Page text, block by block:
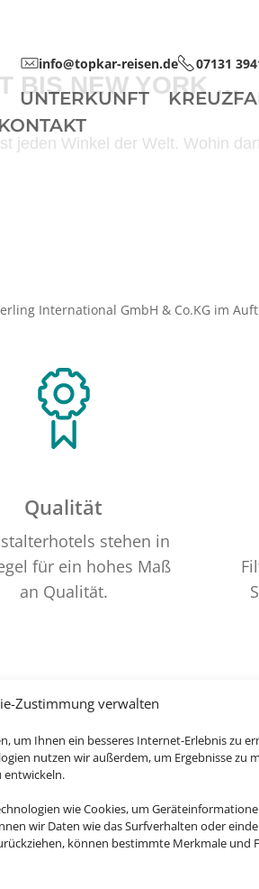
Zustimmung verwalten
um Ihnen ein besseres Internet-Erlebnis zu
nutzen wir außerdem, um Ergebnisse zu
entwickeln.
wie Cookies, um
wir Daten wie das Surfverhalten oder
können bestimmte Merkmale
info@topkar-reisen.de 07131
UNTERKUNFT
KONTAKT
BIS NEW YORK …
jeden Winkel der Welt. Wohin
International GmbH & Co.KG im
Qualität
stehen in
für ein hohes Maß
an Qualität.